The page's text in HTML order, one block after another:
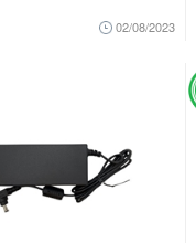
02/08/2023